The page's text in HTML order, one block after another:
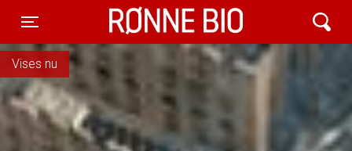
Toggle navigation
Rønne Bio
Vises nu